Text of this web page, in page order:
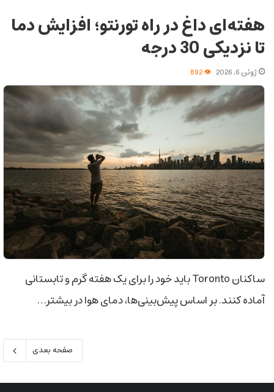
هفته‌ای داغ در راه تورنتو؛ افزایش دما
تا نزدیکی 30 درجه
ژوئن 6, 2026
ساکنان Toronto باید خود را برای یک هفته گرم و تابستانی
آماده کنند. بر اساس پیش‌بینی‌ها، دمای هوا در بیشتر…
صفحه بعدی